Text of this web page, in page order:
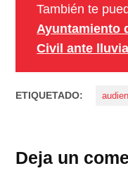
También te
Ayuntamiento
Civil ante
ETIQUETADO:
Deja un